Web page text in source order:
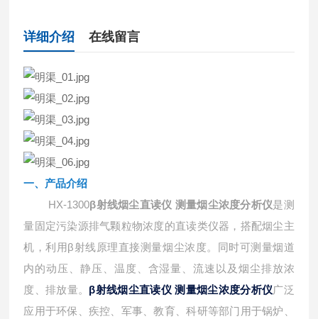
详细介绍 在线留言
一、 产品介绍
HX-1300β射线烟尘直读仪 测量烟尘浓度分析仪是测
量固定污染源排气颗粒物浓度的直读类仪器，搭配烟尘主
机，利用β射线原理直接测量烟尘浓度。同时可测量烟道
内的动压、静压、温度、含湿量、流速以及烟尘排放浓
度、排放量。 β射线烟尘直读仪 测量烟尘浓度分析仪广泛
应用于环保、疾控、军事、教育、科研等部门用于锅炉、